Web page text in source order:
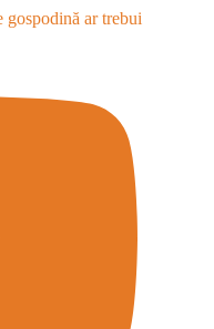
gospodină ar trebui